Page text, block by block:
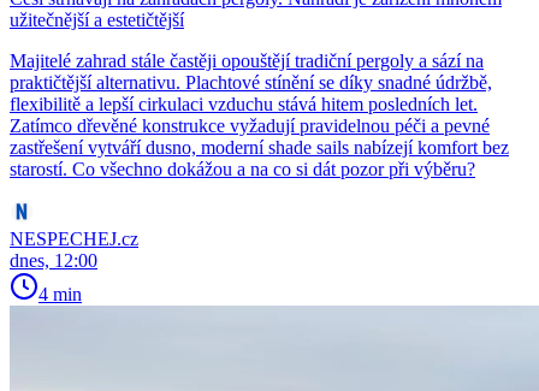
užitečnější a estetičtější
Majitelé zahrad stále častěji opouštějí tradiční pergoly a sází na
praktičtější alternativu. Plachtové stínění se díky snadné údržbě,
flexibilitě a lepší cirkulaci vzduchu stává hitem posledních let.
Zatímco dřevěné konstrukce vyžadují pravidelnou péči a pevné
zastřešení vytváří dusno, moderní shade sails nabízejí komfort bez
starostí. Co všechno dokážou a na co si dát pozor při výběru?
NESPECHEJ.cz
dnes, 12:00
4 min